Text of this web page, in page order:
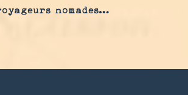
nomades…